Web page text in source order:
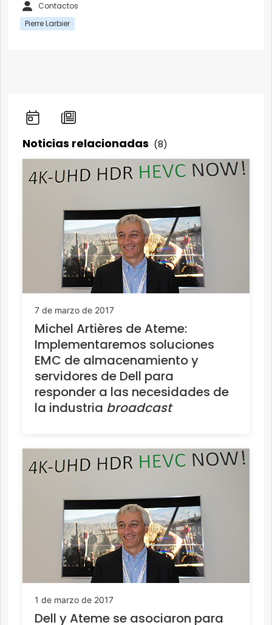
Contactos
Pierre Larbier
Noticias relacionadas (8)
7 de marzo de 2017
Michel Artières de Ateme:
Implementaremos soluciones
EMC de almacenamiento y
servidores de Dell para
responder a las necesidades de
la industria broadcast
1 de marzo de 2017
Dell y Ateme se asociaron para